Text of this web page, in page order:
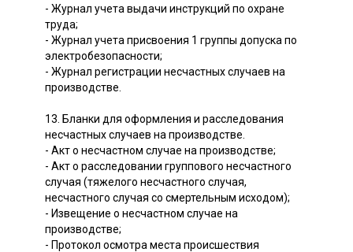
- Журнал учета выдачи инструкций по охране
труда;
- Журнал учета присвоения 1 группы допуска по
электробезопасности;
- Журнал регистрации несчастных случаев на
производстве.
13. Бланки для оформления и расследования
несчастных случаев на производстве.
- Акт о несчастном случае на производстве;
- Акт о расследовании группового несчастного
случая (тяжелого несчастного случая,
несчастного случая со смертельным исходом);
- Извещение о несчастном случае на
производстве;
- Протокол осмотра места происшествия